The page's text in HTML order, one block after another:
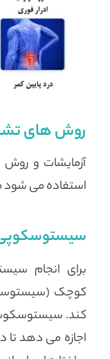
روش های
آزمایشات و
استفاده می شود
برای انجام
کوچک
کند.
اجازه می دهد تا